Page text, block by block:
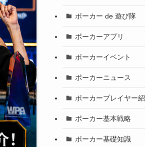
ポーカー de 遊び隊
ポーカーアプリ
ポーカーイベント
ポーカーニュース
ポーカープレイヤー
ポーカー基本戦略
ポーカー基礎知識